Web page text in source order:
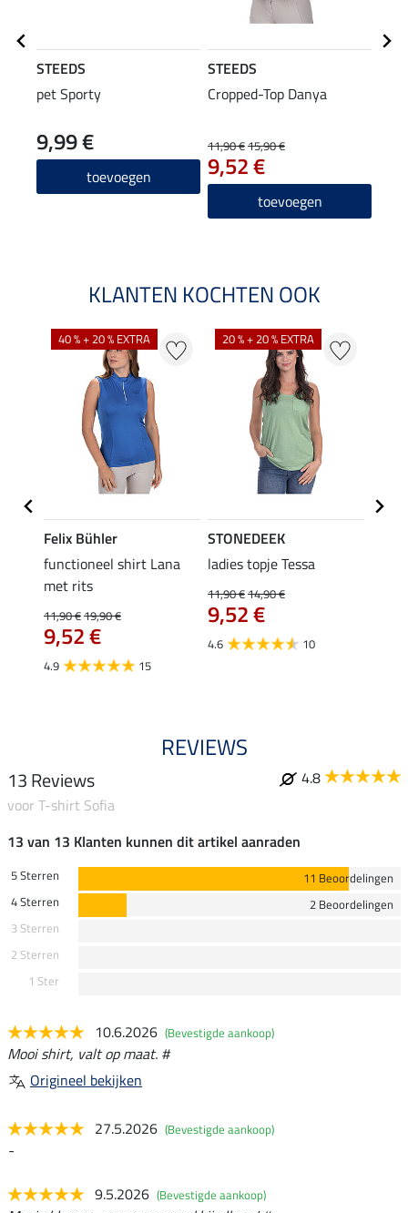
STEEDS
pet Sporty
9,99 €
toevoegen
STEEDS
Cropped-Top Danya
11,90 €15,90 €
9,52 €
toevoegen
KLANTEN KOCHTEN OOK
40 % + 20 % EXTRA
Felix Bühler
functioneel shirt Lana
met rits
11,90 €19,90 €
9,52 €
4.9 15
20 % + 20 % EXTRA
STONEDEEK
ladies topje Tessa
11,90 €14,90 €
9,52 €
4.6 10
REVIEWS
13 Reviews
4.8
voor T-shirt Sofia
13 van 13 Klanten kunnen dit artikel aanraden
5 Sterren
11 Beoordelingen
4 Sterren
2 Beoordelingen
3 Sterren
2 Sterren
1 Ster
10.6.2026 (Bevestigde aankoop)
Mooi shirt, valt op maat. #
Origineel bekijken
27.5.2026 (Bevestigde aankoop)
-
9.5.2026 (Bevestigde aankoop)